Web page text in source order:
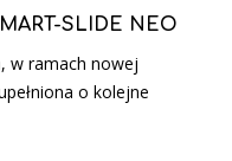
SLIDE NEO
w ramach nowej
o kolejne